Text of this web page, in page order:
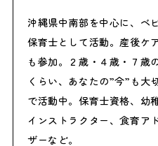
沖縄県中南部を中心に、ベ
保育士として活動。産後ケ
も参加。２歳・４歳・７歳
くらい、あなたの”今”も大
で活動中。保育士資格、幼
インストラクター、食育ア
ザーなど。